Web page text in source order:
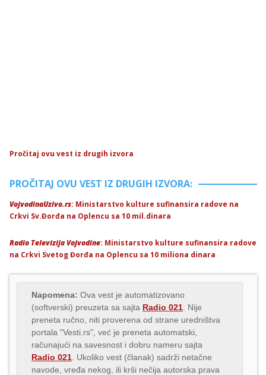
Pročitaj ovu vest iz drugih izvora
PROČITAJ OVU VEST IZ DRUGIH IZVORA:
VojvodinaUzivo.rs: Ministarstvo kulture sufinansira radove na
Crkvi Sv.Đorđa na Oplencu sa 10 mil.dinara
Radio Televizija Vojvodine: Ministarstvo kulture sufinansira radove
na Crkvi Svetog Đorđa na Oplencu sa 10 miliona dinara
Napomena: Ova vest je automatizovano
(softverski) preuzeta sa sajta Radio 021 . Nije
preneta ručno, niti proverena od strane uredništva
portala "Vesti.rs", već je preneta automatski,
računajući na savesnost i dobru nameru sajta
Radio 021 . Ukoliko vest (članak) sadrži netačne
navode, vređa nekog, ili krši nečija autorska prava